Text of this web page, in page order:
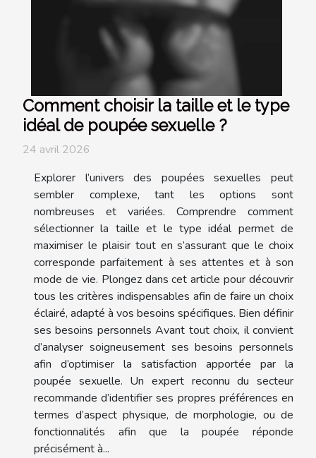
Comment choisir la taille et le type
idéal de poupée sexuelle ?
24 avril 2026
Explorer l’univers des poupées sexuelles peut
sembler complexe, tant les options sont
nombreuses et variées. Comprendre comment
sélectionner la taille et le type idéal permet de
maximiser le plaisir tout en s’assurant que le choix
corresponde parfaitement à ses attentes et à son
mode de vie. Plongez dans cet article pour découvrir
tous les critères indispensables afin de faire un choix
éclairé, adapté à vos besoins spécifiques. Bien définir
ses besoins personnels Avant tout choix, il convient
d’analyser soigneusement ses besoins personnels
afin d’optimiser la satisfaction apportée par la
poupée sexuelle. Un expert reconnu du secteur
recommande d’identifier ses propres préférences en
termes d’aspect physique, de morphologie, ou de
fonctionnalités afin que la poupée réponde
précisément à...